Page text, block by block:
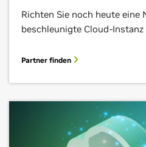
Richten Sie noch heute eine
beschleunigte Cloud-Instanz
Partner finden